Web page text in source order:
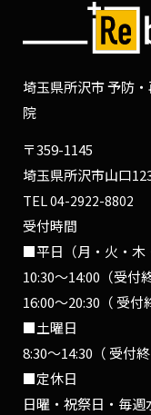
埼玉県所沢市 予防
院
〒359-1145
埼玉県所沢市山口
TEL04-2922-8802
受付時間
■平日（月・火・木
10:30〜14:00（受付
16:00〜20:30（ 受付
■土曜日
8:30〜14:30（ 受付終
■定休日
日曜・祝祭日・毎週